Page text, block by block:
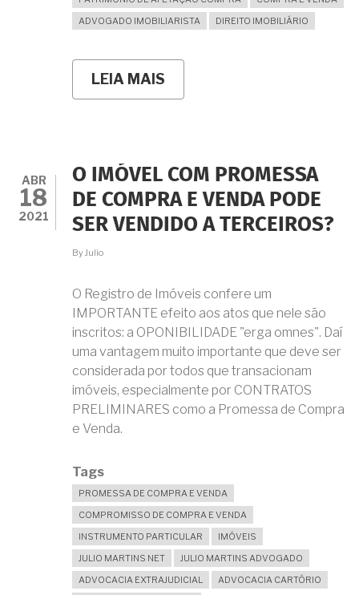
ADVOGADO IMOBILIARISTA
DIREITO IMOBILIÁRIO
LEIA MAIS
AFETAÇÃO
E
COMO
ELE
IMÓVEIS
NA
PLANTA
ABR
18
2021
O IMÓVEL COM PROMESSA
DE COMPRA E VENDA PODE
SER VENDIDO A TERCEIROS?
ByJulio
O Registro de Imóveis confere um
IMPORTANTE efeito aos atos que nele são
inscritos: a OPONIBILIDADE "erga omnes". Daí
uma vantagem muito importante que deve ser
considerada por todos que transacionam
imóveis, especialmente por CONTRATOS
PRELIMINARES como a Promessa de Compra
e Venda.
Tags
PROMESSA DE COMPRA E VENDA
COMPROMISSO DE COMPRA E VENDA
INSTRUMENTO PARTICULAR
IMÓVEIS
JULIO MARTINS NET
JULIO MARTINS ADVOGADO
ADVOCACIA EXTRAJUDICIAL
ADVOCACIA CARTÓRIO